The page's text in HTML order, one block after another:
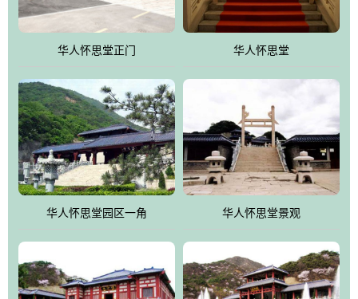
术描绘的抽象派创意绘画，大环境中的长城文化与炎黄始祖，小环
境的绘画中的河流、山川、彩云、明月，意喻着往生者与长城同
伴，与祖宗同眠，他（她）们的思想与品德与山河同在，与日月同
辉。
怀思堂作为豪华室内骨灰存放处，将干支纪年、五行相生相克、天
人合一、太极八卦、生辰八字及生肖等有机结合到历史文化中。一
厅七千个福位分十二小区，按十二地支命名。客户选位，可依据生
肖、八字、时辰亦可参考地理方位、职业、兴趣爱好等等。堂中是
地宫陵寝式的，入口楹联选材于著名田园诗人陶渊明"亲戚或余悲，
他人亦已歌，死后何所道，托体同山阿"中的后两句。反应了回归大
雀，后玄武"的四大吉祥物铜雕挂件。
华人怀思堂正门 华人怀思堂
华人怀思堂园区一角 华人怀思堂景观